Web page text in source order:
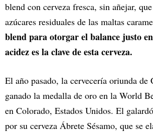
blend con cerveza fresca, sin añejar,
azúcares residuales de las maltas
blend para otorgar el balance justo
acidez es la clave de esta cerveza.
El año pasado, la cervecería oriunda de
ganado la medalla de oro en la World
en Colorado, Estados Unidos. El
por su cerveza Ábrete Sésamo, que se